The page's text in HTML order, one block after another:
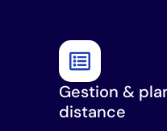
Gestion &
distance